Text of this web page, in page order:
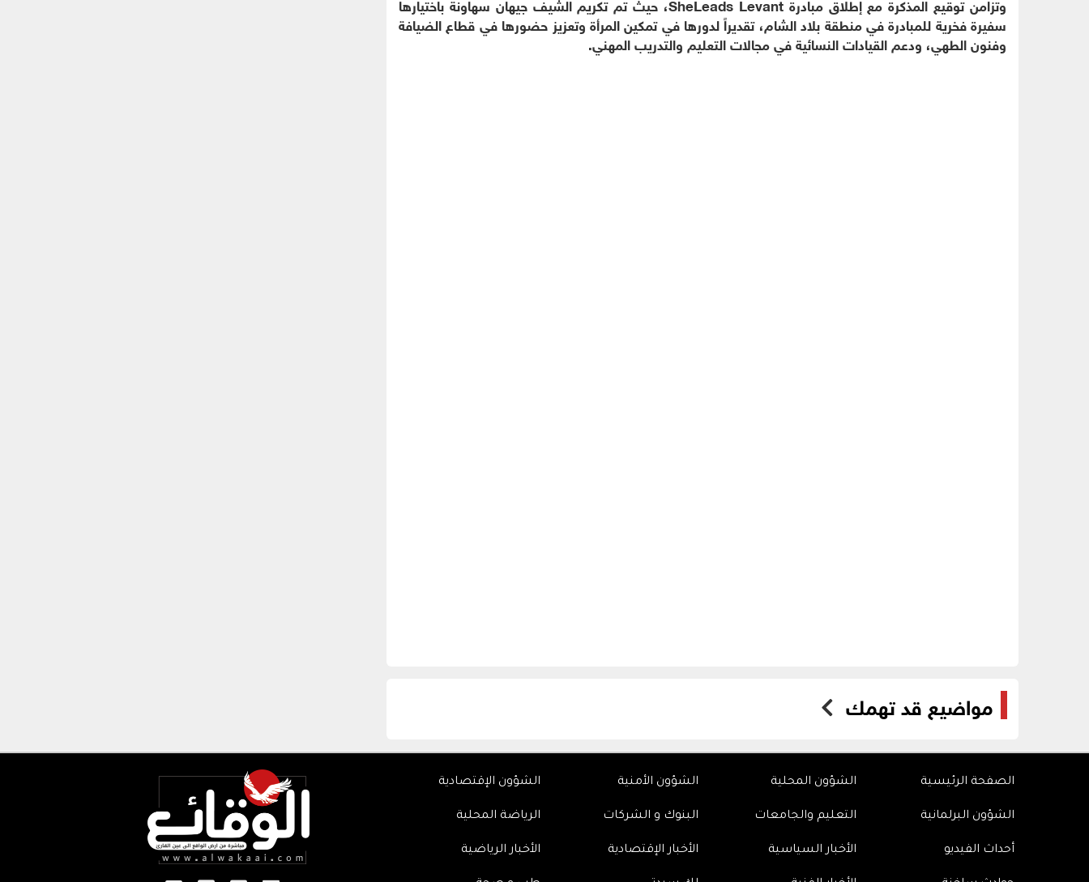
سفيرة فخرية للمبادرة في منطقة بلاد الشام، تقديراً لدورها في تمكين المرأة وتعزيز حضورها في قطاع الضيافة
وفنون الطهي، ودعم القيادات النسائية في مجالات التعليم والتدريب المهني.
مواضيع قد تهمك
الصفحة الرئيسية الشؤون المحلية الشؤون الأمنية الشؤون الإقتصادية
الشؤون البرلمانية التعليم والجامعات البنوك و الشركات الرياضة المحلية
أحداث الفيديو الأخبار السياسية الأخبار الإقتصادية الأخبار الرياضية